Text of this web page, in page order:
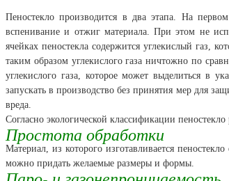
Пеностекло производится в два этапа. На
вспенивание и отжиг материала. При этом не
ячейках пеностекла содержится углекислый газ,
таким образом углекислого газа ничтожно по
углекислого газа, которое может выделиться в
запускать в производство без принятия мер для
вреда.
Согласно экологической классификации
Простота обработки
Материал, из которого изготавливается
можно придать желаемые размеры и формы.